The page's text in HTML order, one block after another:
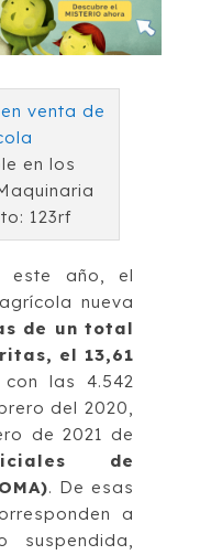
en los
123rf
este año, el
nueva
de un total
el 13,61
las 4.542
del 2020,
de 2021 de
de
. De esas
a
suspendida,